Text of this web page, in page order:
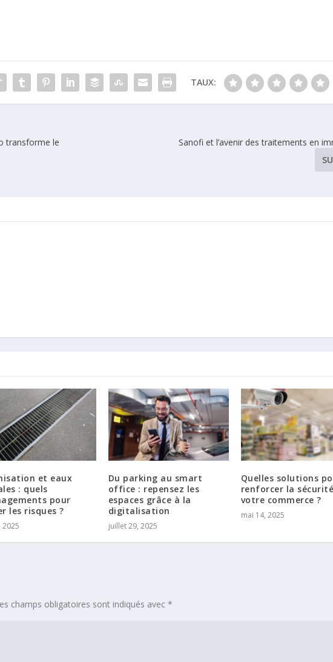
TAUX:
transforme le
Sanofi et l’avenir des traitements en
et eaux
: quels
pour
les risques ?
2025
Du parking au smart
office : repensez les
espaces grâce à la
digitalisation
juillet 29, 2025
Quelles solutions
renforcer la
votre commerce ?
mai 14, 2025
champs obligatoires sont indiqués avec*